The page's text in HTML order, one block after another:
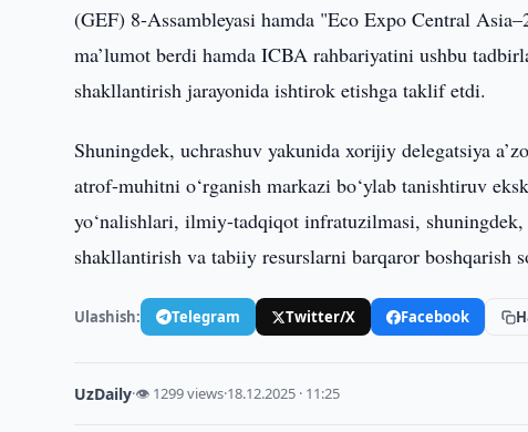
(GEF) 8-Assambleyasi hamda "Eco Expo Central
ma’lumot berdi hamda ICBA rahbariyatini ushbu
shakllantirish jarayonida ishtirok etishga taklif etdi.
Shuningdek, uchrashuv yakunida xorijiy delegatsiya
atrof-muhitni o‘rganish markazi bo‘ylab tanishtiruv
yo‘nalishlari, ilmiy-tadqiqot infratuzilmasi,
shakllantirish va tabiiy resurslarni barqaror
Ulashish: Telegram Twitter/X Facebook
UzDaily·👁 1299 views·18.12.2025 · 11:25